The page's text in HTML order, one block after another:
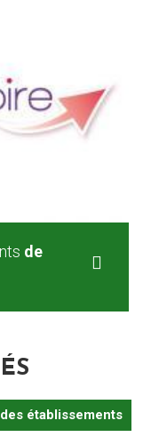
de
établissements